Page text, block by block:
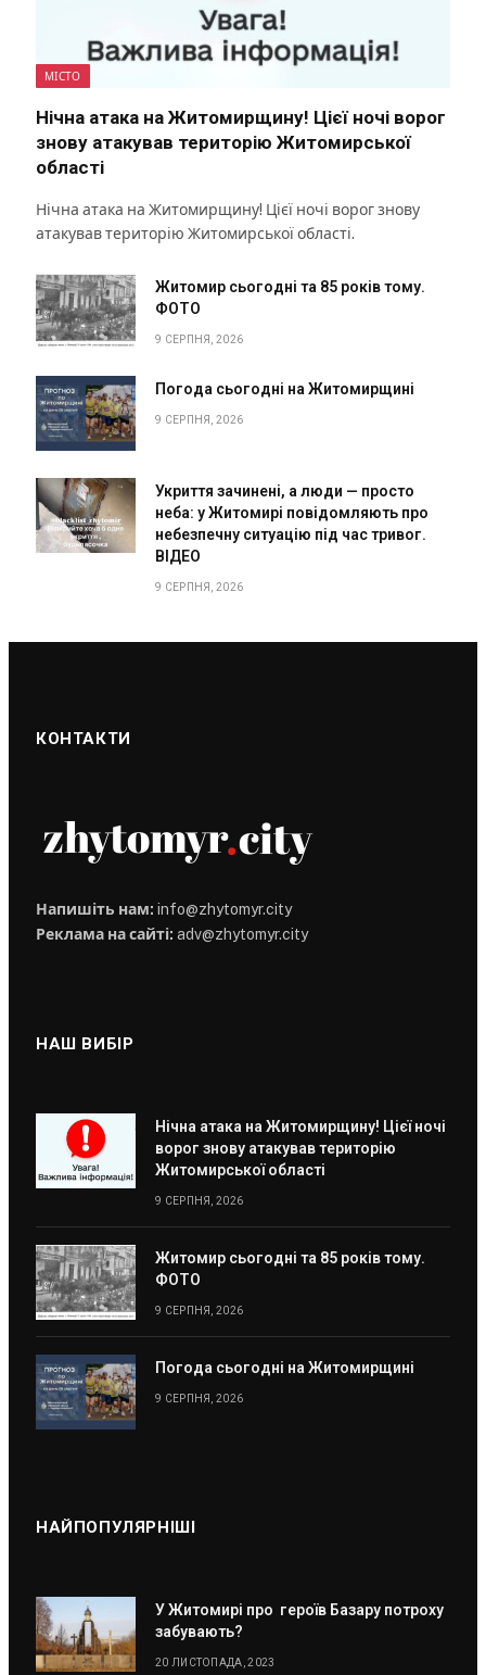
МІСТО
Нічна атака на Житомирщину! Цієї ночі ворог
знову атакував територію Житомирської
області
Нічна атака на Житомирщину! Цієї ночі ворог знову
атакував територію Житомирської області.
Житомир сьогодні та 85 років тому.
ФОТО
9 СЕРПНЯ, 2026
Погода сьогодні на Житомирщині
9 СЕРПНЯ, 2026
Укриття зачинені, а люди — просто
неба: у Житомирі повідомляють про
небезпечну ситуацію під час тривог.
ВІДЕО
9 СЕРПНЯ, 2026
КОНТАКТИ
Напишіть нам: info@zhytomyr.city
Реклама на сайті: adv@zhytomyr.city
НАШ ВИБІР
Нічна атака на Житомирщину! Цієї ночі
ворог знову атакував територію
Житомирської області
9 СЕРПНЯ, 2026
Житомир сьогодні та 85 років тому.
ФОТО
9 СЕРПНЯ, 2026
Погода сьогодні на Житомирщині
9 СЕРПНЯ, 2026
НАЙПОПУЛЯРНІШІ
У Житомирі про героїв Базару потроху
забувають?
20 ЛИСТОПАДА, 2023